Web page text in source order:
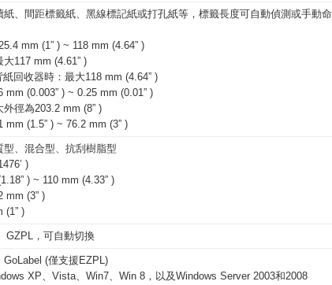
紙、間距標籤紙、黑線標記紙或打孔紙等，標籤長度可自動偵測或手動命
mm (1” ) ~ 118 mm (4.64” )
117 mm (4.61” )
回收器時：最大118 mm (4.64” )
mm (0.003” ) ~ 0.25 mm (0.01” )
徑為203.2 mm (8” )
mm (1.5” ) ~ 76.2 mm (3” )
型、混合型、抗刮樹脂型
)
) ~ 110 mm (4.33” )
mm (3” )
(1” )
GZPL，可自動切換
GoLabel (僅支援EZPL)
XP、Vista、Win7、Win 8，以及Windows Server 2003和2008